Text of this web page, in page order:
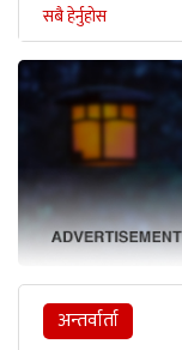
सबै हेर्नुहोस
अन्तर्वार्ता